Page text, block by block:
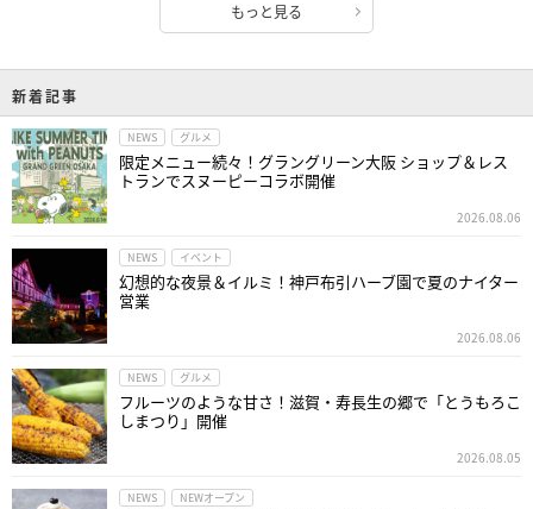
もっと見る
新着記事
NEWS グルメ
限定メニュー続々！グラングリーン大阪 ショップ＆レス
トランでスヌーピーコラボ開催
2026.08.06
NEWS イベント
幻想的な夜景＆イルミ！神戸布引ハーブ園で夏のナイター
営業
2026.08.06
NEWS グルメ
フルーツのような甘さ！滋賀・寿長生の郷で「とうもろこ
しまつり」開催
2026.08.05
NEWS NEWオープン